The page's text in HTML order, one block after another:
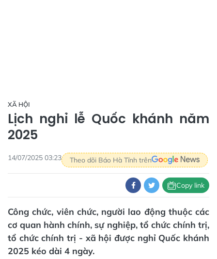
XÃ HỘI
Lịch nghỉ lễ Quốc khánh năm
2025
14/07/2025 03:23 Theo dõi Báo Hà Tĩnh trên
Copy link
Công chức, viên chức, người lao động thuộc các
cơ quan hành chính, sự nghiệp, tổ chức chính trị,
tổ chức chính trị - xã hội được nghỉ Quốc khánh
2025 kéo dài 4 ngày.